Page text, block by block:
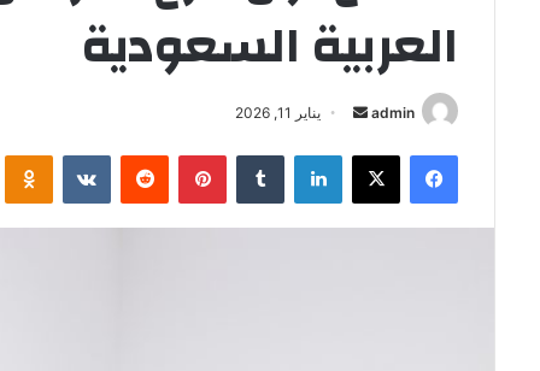
العربية السعودية
admin
أرسل
إلكترونيا
يناير 11, 2026
فيسبوك ‫X لينكدإن بينتيريست